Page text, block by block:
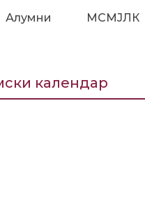
Алумни МСМЈЛК
календар